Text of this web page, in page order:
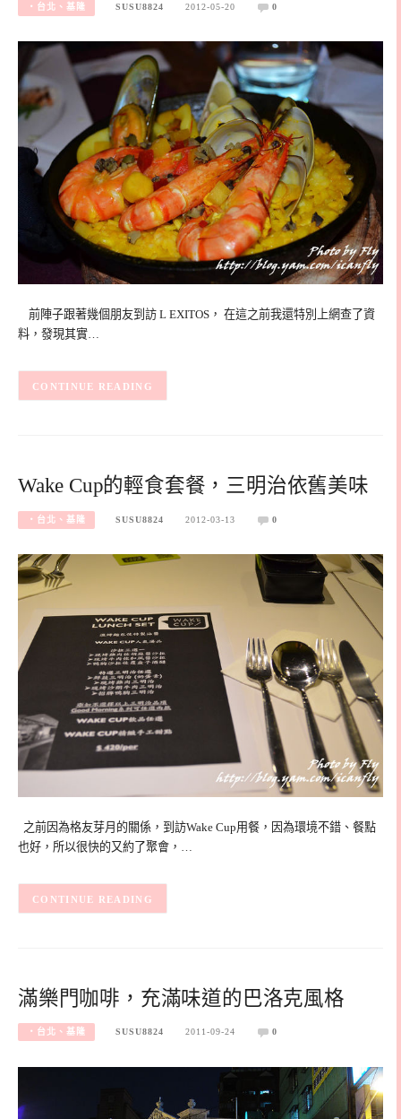
‧台北、基隆 SUSU8824 2012-05-20 0
前陣子跟著幾個朋友到訪 L EXITOS， 在這之前我還特別上網查了資
料，發現其實…
CONTINUE READING
Wake Cup的輕食套餐，三明治依舊美味
‧台北、基隆 SUSU8824 2012-03-13 0
之前因為格友芽月的關係，到訪Wake Cup用餐，因為環境不錯、餐點
也好，所以很快的又約了聚會，…
CONTINUE READING
滿樂門咖啡，充滿味道的巴洛克風格
‧台北、基隆 SUSU8824 2011-09-24 0